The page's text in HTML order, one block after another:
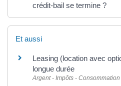
crédit-bail se termine ?
Et aussi
Leasing (location avec
longue durée
Argent - Impôts - Consommation